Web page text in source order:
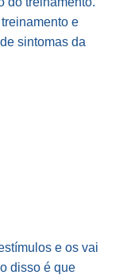
e
sintomas da
e os vai
disso é que